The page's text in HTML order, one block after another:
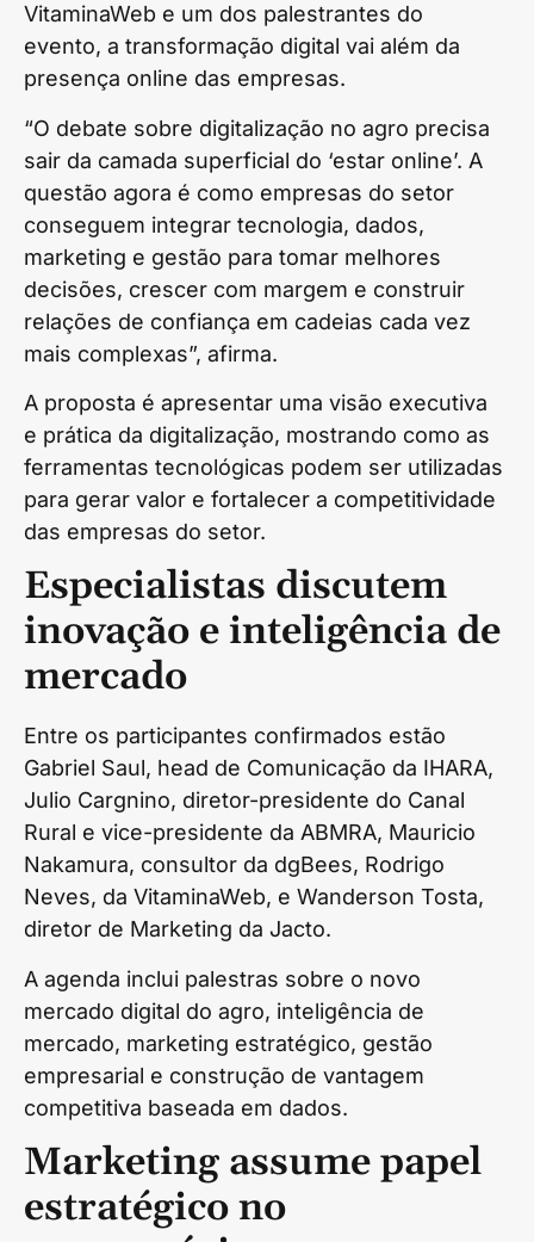
VitaminaWeb e um dos palestrantes do
evento, a transformação digital vai além da
presença online das empresas.
“O debate sobre digitalização no agro precisa
sair da camada superficial do ‘estar online’. A
questão agora é como empresas do setor
conseguem integrar tecnologia, dados,
marketing e gestão para tomar melhores
decisões, crescer com margem e construir
relações de confiança em cadeias cada vez
mais complexas”, afirma.
A proposta é apresentar uma visão executiva
e prática da digitalização, mostrando como as
ferramentas tecnológicas podem ser utilizadas
para gerar valor e fortalecer a competitividade
das empresas do setor.
Especialistas discutem
inovação e inteligência de
mercado
Entre os participantes confirmados estão
Gabriel Saul, head de Comunicação da IHARA,
Julio Cargnino, diretor-presidente do Canal
Rural e vice-presidente da ABMRA, Mauricio
Nakamura, consultor da dgBees, Rodrigo
Neves, da VitaminaWeb, e Wanderson Tosta,
diretor de Marketing da Jacto.
A agenda inclui palestras sobre o novo
mercado digital do agro, inteligência de
mercado, marketing estratégico, gestão
empresarial e construção de vantagem
competitiva baseada em dados.
Marketing assume papel
estratégico no